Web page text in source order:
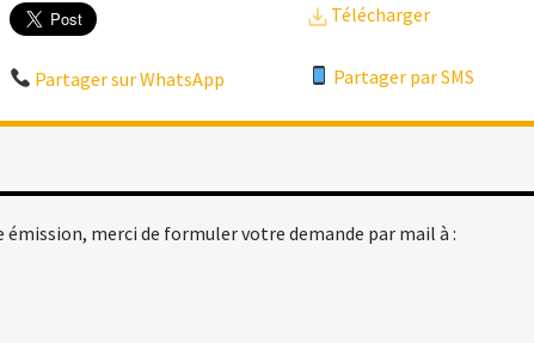
flèches
pour
augmenter
diminuer
le
Télécharger
Partager sur WhatsApp Partager par SMS
émission, merci de formuler votre demande par mail à :